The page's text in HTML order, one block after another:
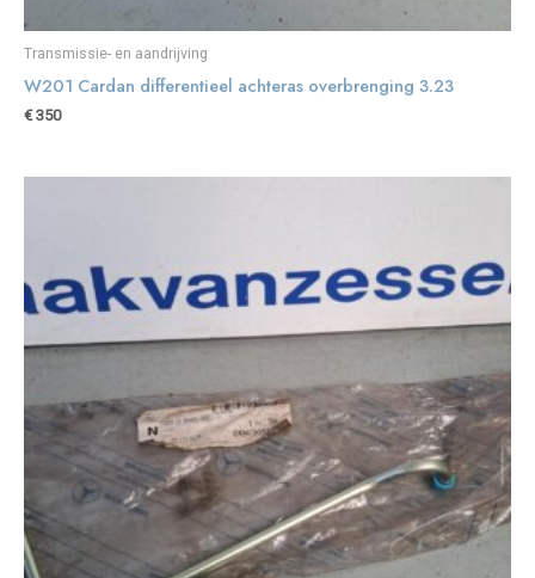
Transmissie- en aandrijving
W201 Cardan differentieel achteras overbrenging 3.23
€350